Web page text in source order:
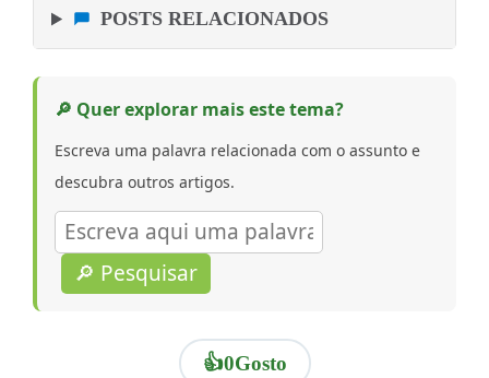
POSTS RELACIONADOS
🔎 Quer explorar mais este tema?
Escreva uma palavra relacionada com o assunto e
descubra outros artigos.
🔎 Pesquisar
👍0Gosto